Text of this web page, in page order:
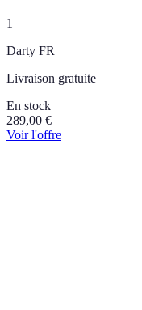
1
Darty FR
Livraison gratuite
En stock
289,00 €
Voir l'offre